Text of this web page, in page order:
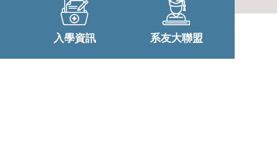
入學資訊 系友大聯盟